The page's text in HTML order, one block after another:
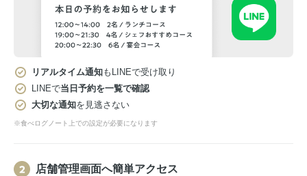
リアルタイム通知もLINEで受け取り
LINEで当日予約を一覧で確認
大切な通知を見逃さない
※食べログノート上での設定が必要になります
店舗管理画面へ簡単アクセス